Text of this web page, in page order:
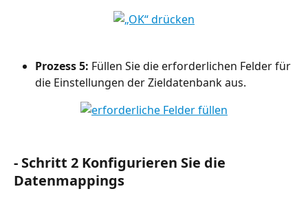
Prozess 5: Füllen Sie die erforderlichen Felder für
die Einstellungen der Zieldatenbank aus.
- Schritt 2 Konfigurieren Sie die
Datenmappings